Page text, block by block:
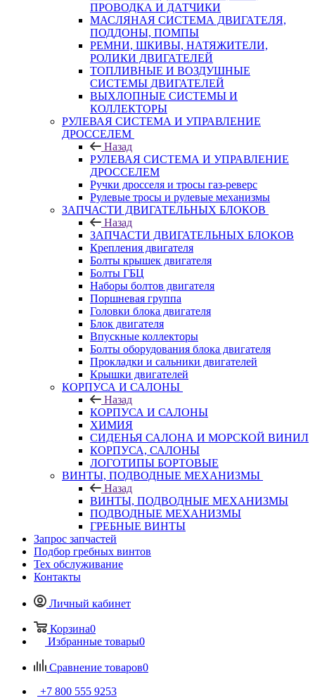
ПРОВОДКА И ДАТЧИКИ
МАСЛЯНАЯ СИСТЕМА ДВИГАТЕЛЯ,
ПОДДОНЫ, ПОМПЫ
РЕМНИ, ШКИВЫ, НАТЯЖИТЕЛИ,
РОЛИКИ ДВИГАТЕЛЕЙ
ТОПЛИВНЫЕ И ВОЗДУШНЫЕ
СИСТЕМЫ ДВИГАТЕЛЕЙ
ВЫХЛОПНЫЕ СИСТЕМЫ И
КОЛЛЕКТОРЫ
РУЛЕВАЯ СИСТЕМА И УПРАВЛЕНИЕ
ДРОССЕЛЕМ
Назад
РУЛЕВАЯ СИСТЕМА И УПРАВЛЕНИЕ
ДРОССЕЛЕМ
Ручки дросселя и тросы газ-реверс
Рулевые тросы и рулевые механизмы
ЗАПЧАСТИ ДВИГАТЕЛЬНЫХ БЛОКОВ
Назад
ЗАПЧАСТИ ДВИГАТЕЛЬНЫХ БЛОКОВ
Крепления двигателя
Болты крышек двигателя
Болты ГБЦ
Наборы болтов двигателя
Поршневая группа
Головки блока двигателя
Блок двигателя
Впускные коллекторы
Болты оборудования блока двигателя
Прокладки и сальники двигателей
Крышки двигателей
КОРПУСА И САЛОНЫ
Назад
КОРПУСА И САЛОНЫ
ХИМИЯ
СИДЕНЬЯ САЛОНА И МОРСКОЙ ВИНИЛ
КОРПУСА, САЛОНЫ
ЛОГОТИПЫ БОРТОВЫЕ
ВИНТЫ, ПОДВОДНЫЕ МЕХАНИЗМЫ
Назад
ВИНТЫ, ПОДВОДНЫЕ МЕХАНИЗМЫ
ПОДВОДНЫЕ МЕХАНИЗМЫ
ГРЕБНЫЕ ВИНТЫ
Запрос запчастей
Подбор гребных винтов
Тех обслуживание
Контакты
Личный кабинет
Корзина0
Избранные товары0
Сравнение товаров0
+7 800 555 9253